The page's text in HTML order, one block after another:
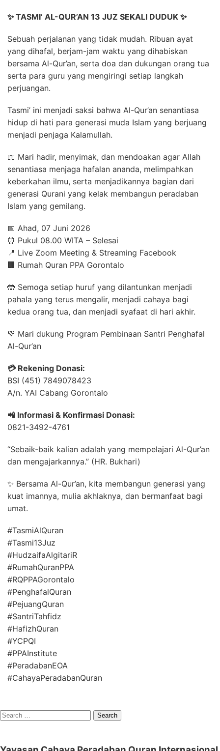
✨ TASMI’ AL-QUR’AN 13 JUZ SEKALI DUDUK ✨
Sebuah perjalanan yang tidak mudah. Ribuan ayat
yang dihafal, berjam-jam waktu yang dihabiskan
bersama Al-Qur’an, serta doa dan dukungan orang tua
serta para guru yang mengiringi setiap langkah
perjuangan.
Tasmi’ ini menjadi saksi bahwa Al-Qur’an senantiasa
hidup di hati para generasi muda Islam yang berjuang
menjadi penjaga Kalamullah.
📖 Mari hadir, menyimak, dan mendoakan agar Allah
senantiasa menjaga hafalan ananda, melimpahkan
keberkahan ilmu, serta menjadikannya bagian dari
generasi Qurani yang kelak membangun peradaban
Islam yang gemilang.
📅 Ahad, 07 Juni 2026
⏰ Pukul 08.00 WITA – Selesai
📍 Live Zoom Meeting & Streaming Facebook
🏢 Rumah Quran PPA Gorontalo
🤲 Semoga setiap huruf yang dilantunkan menjadi
pahala yang terus mengalir, menjadi cahaya bagi
kedua orang tua, dan menjadi syafaat di hari akhir.
💚 Mari dukung Program Pembinaan Santri Penghafal
Al-Qur’an
💳 Rekening Donasi:
BSI (451) 7849078423
A/n. YAI Cabang Gorontalo
📲 Informasi & Konfirmasi Donasi:
0821-3492-4761
“Sebaik-baik kalian adalah yang mempelajari Al-Qur’an
dan mengajarkannya.” (HR. Bukhari)
✨ Bersama Al-Qur’an, kita membangun generasi yang
kuat imannya, mulia akhlaknya, dan bermanfaat bagi
umat.
#TasmiAlQuran
#Tasmi13Juz
#HudzaifaAlgitariR
#RumahQuranPPA
#RQPPAGorontalo
#PenghafalQuran
#PejuangQuran
#SantriTahfidz
#HafizhQuran
#YCPQI
#PPAInstitute
#PeradabanEOA
#CahayaPeradabanQuran
Search